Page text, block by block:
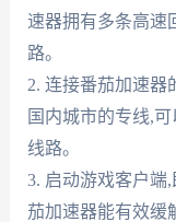
速器拥有多条高速
路。
2. 连接番茄加速器
国内城市的专线,
线路。
3. 启动游戏客户端
茄加速器能有效缓